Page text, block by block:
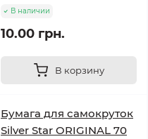
В наличии
10.00 грн.
В корзину
Бумага для самокруток
Silver Star ORIGINAL 70